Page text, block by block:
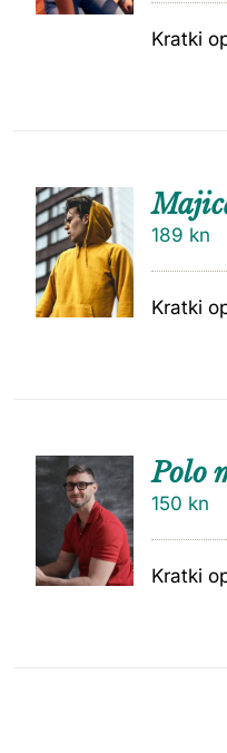
Kratki
U
KOŠARI
189 kn
Kratki
DODAJ
U
KOŠARI
Polo
150 kn
Kratki